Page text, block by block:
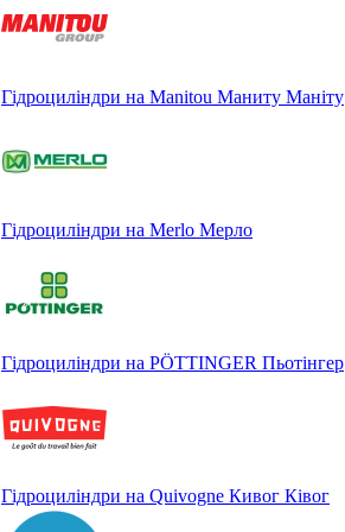
Гідроциліндри на Manitou Маниту Маніту
Гідроциліндри на Merlo Мерло
Гідроциліндри на PÖTTINGER Пьотінгер
Гідроциліндри на Quivogne Кивог Ківог